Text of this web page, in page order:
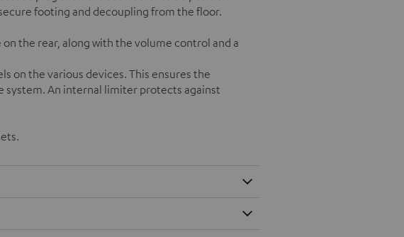
footing and decoupling from the floor.
the rear, along with the volume control and a
on the various devices. This ensures the
system. An internal limiter protects against